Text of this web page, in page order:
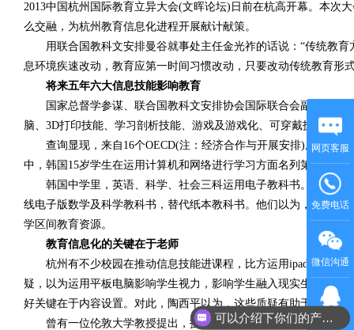
2013中国杭州国际教育立异大会(文晖论坛)日前在杭高开幕。本次
么交融，为杭州教育信息化进程开展献计献策。
用联合国教科文安排曼谷就事处主任金光祚的话说：“传统教育
息环境疾速改动，教育应第一时间习惯改动，只要改动传统教育形
将来五年六大信息技能影响教育
国家总督学参谋、联合国教科文安排协会国际联合会副主席陶
脑、3D打印技能、学习剖析技能、游戏及游戏化、可穿戴技能和大
查询显现，来自16个OECD(注：经济合作与开展安排)成员国以
中，韩国15岁学生在运用计算机和网络进行学习方面名列第一，接
韩国中学里，英语、科学、社会三科运用电子教科书。日本
线电子版数学及科学教科书，替代纸本教科书。他们以为，这样不
学区间教育资源。
教育信息化的关键在于老师
杭州有不少校园在推动信息技能进课程，比方运用ipad做课程
疑，以为运用平板电脑影响学生视力，影响学生融入现实生活，
好关键在于内容设置。对此，陶西平以为，这些质疑有助于十分好
曾有一位伦敦大学教授提出，技能和电子教育仅仅一种前言，
网页客服
免费电话
微信沟通
QQ客服
可以介绍下你们的产品么